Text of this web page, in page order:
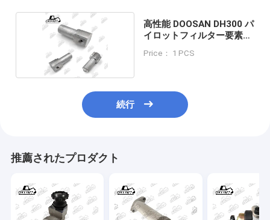
高性能 DOOSAN DH300 パ
イロットフィルター要素組
Price： 1 PCS
続行
推薦されたプロダクト